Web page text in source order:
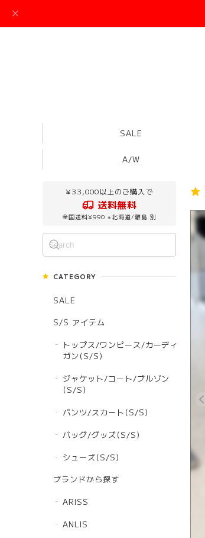
SALE
A/W
¥33,000以上のご購入で
送料無料
全国送料¥990 ※北海道/離島 別
CATEGORY
SALE
S/S アイテム
トップス/ワンピース/カーディ
ガン(S/S)
ジャケット/コート/ブルゾン
(S/S)
パンツ/スカート(S/S)
バッグ/グッズ(S/S)
シューズ(S/S)
ブランドから探す
ARISS
ANLIS